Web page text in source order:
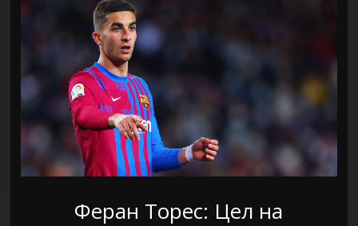
Феран Торес: Цел на